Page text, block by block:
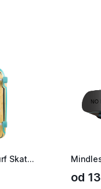
Mindless Surf Skate - Green
od